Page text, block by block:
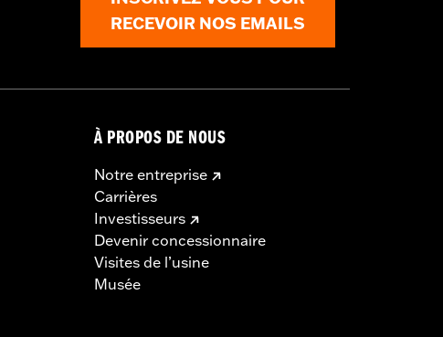
RECEVOIR NOS EMAILS
À PROPOS DE NOUS
Notre entreprise
Carrières
Investisseurs
Devenir concessionnaire
Visites de l’usine
Musée